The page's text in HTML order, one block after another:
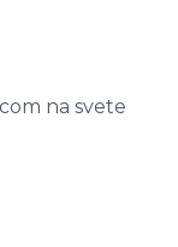
na svete